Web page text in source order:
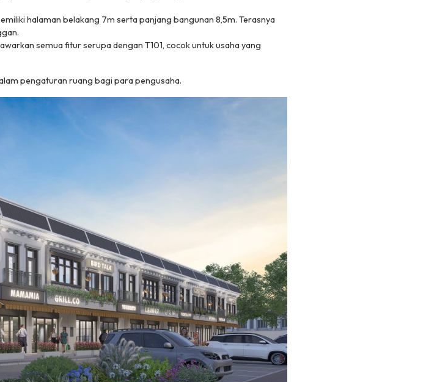
halaman belakang 7m serta panjang bangunan 8,5m. Terasnya
semua fitur serupa dengan T101, cocok untuk usaha yang
pengaturan ruang bagi para pengusaha.